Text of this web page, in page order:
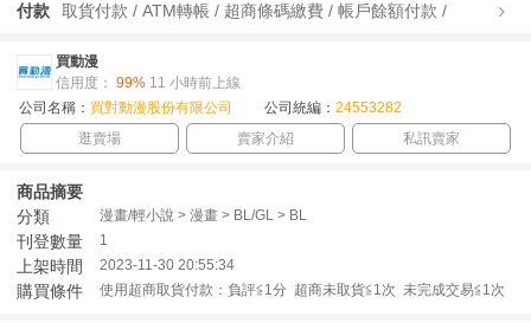
付款 取貨付款 / ATM轉帳 / 超商條碼繳費 / 帳戶餘額付款 /
買動漫
信用度： 99% 11 小時前上線
公司名稱： 買對動漫股份有限公司 公司統編： 24553282
逛賣場
賣家介紹 私訊賣家
商品摘要
分類
漫畫/輕小說 > 漫畫 > BL/GL > BL
刊登數量 1
上架時間 2023-11-30 20:55:34
購買條件 使用超商取貨付款：負評≦1分 超商未取貨≦1次 未完成交易≦1次